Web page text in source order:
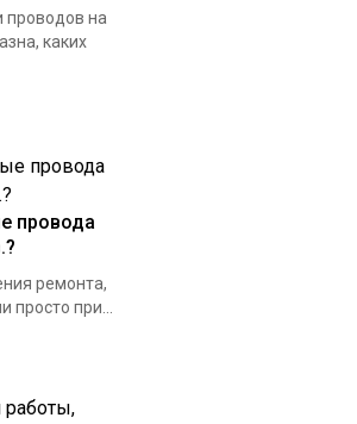
проводов на
каких
провода
ремонта,
просто при...